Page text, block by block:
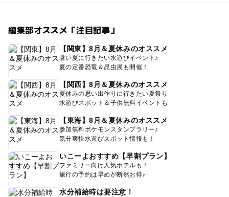
編集部オススメ「注目記事」
【関東】8月＆夏休みのオススメ
暑い夏に行きたい水遊びイベント♪
夏の定番恐竜＆昆虫展も開催！
【関西】8月＆夏休みのオススメ
夏休みの思い出作りに行きたい夏祭り
水遊びスポット＆子供無料イベントも
【東海】8月＆夏休みのオススメ
参加無料ポケモンスタンプラリー♪
気分爽快水遊びスポット情報も！
いこーよおすすめ【早割プラン】
ファミリー向け人気ホテルも！
旅行の予約は早めが断然お得♪
水分補給時は要注意！